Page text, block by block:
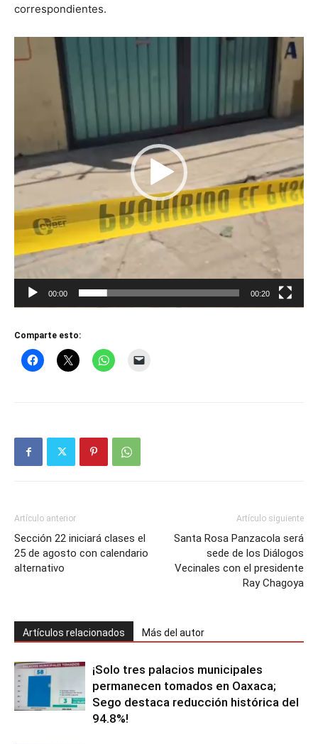
correspondientes.
Reproductor
de
00:00 00:20
Comparte esto:
Artículo anterior
Sección 22 iniciará clases el
25 de agosto con calendario
alternativo
Artículo siguiente
Santa Rosa Panzacola será
sede de los Diálogos
Vecinales con el presidente
Ray Chagoya
Artículos relacionados Más del autor
¡Solo tres palacios municipales
permanecen tomados en Oaxaca;
Sego destaca reducción histórica del
94.8%!